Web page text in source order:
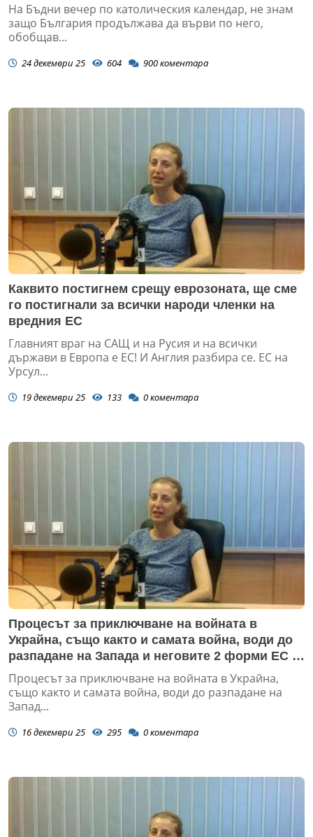
На Бъдни вечер по католическия календар, не знам
защо България продължава да върви по него,
обобщав...
24 декември 25 604 900коментара
Каквито постигнем срещу еврозоната, ще сме
го постигнали за всички народи членки на
вредния ЕС
Главният враг на САЩ и на Русия и на всички
държави в Европа е ЕС! И Англия разбира се. ЕС на
Урсул...
19 декември 25 133 0коментара
Процесът за приключване на войната в
Украйна, също както и самата война, води до
разпадане на Запада и неговите 2 форми ЕС и
НАТО
Процесът за приключване на войната в Украйна,
също както и самата война, води до разпадане на
Запад...
16 декември 25 295 0коментара